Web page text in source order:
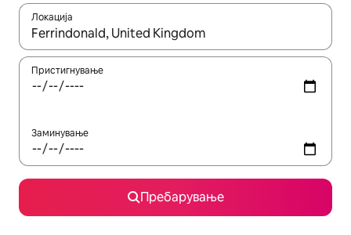
Локација
Кога резултатите се достапни, движете се со копчињата
Пристигнување
Заминување
Пребарување